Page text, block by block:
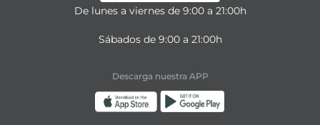
De lunes a viernes de 9:00 a 21:00h
Sábados de 9:00 a 21:00h
Descarga nuestra APP